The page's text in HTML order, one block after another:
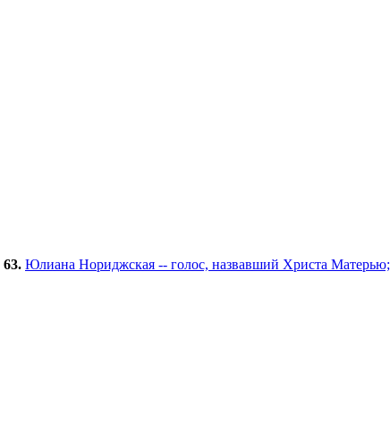
63. Юлиана Нориджская -- голос, назвавший Христа Матерью;